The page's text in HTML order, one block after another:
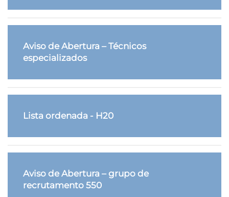
Aviso de Abertura – Técnicos
especializados
Lista ordenada - H20
Aviso de Abertura – grupo de
recrutamento 550